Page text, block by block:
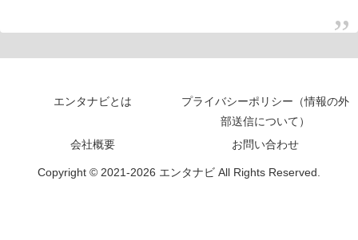
エンタナビとは
プライバシーポリシー（情報の外
部送信について）
会社概要
お問い合わせ
Copyright © 2021-2026 エンタナビ All Rights Reserved.